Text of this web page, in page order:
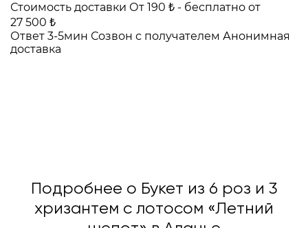
Стоимость доставки От 190 ₺ - бесплатно от
27 500 ₺
Ответ 3-5мин Созвон с получателем Анонимная
доставка
Подробнее о Букет из 6 роз и 3
хризантем с лотосом «Летний